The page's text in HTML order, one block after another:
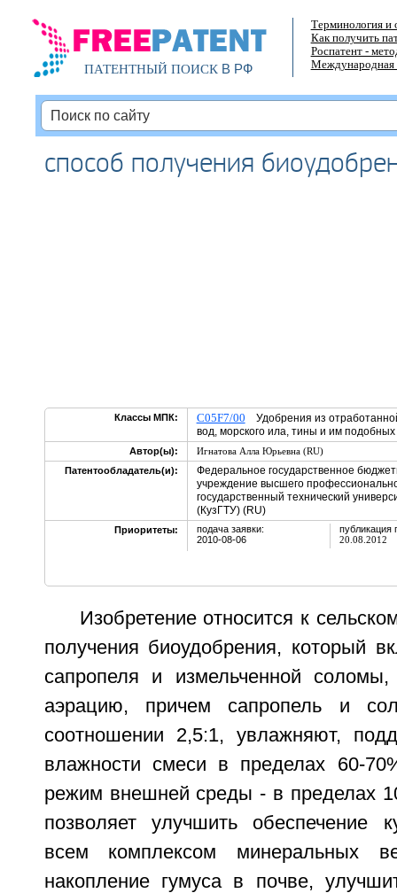
ПАТЕНТНЫЙ ПОИСКВ РФ
Терминология и
Как получить
Роспатент -
Международная
способ получения
Классы МПК: C05F7/00 Удобрения из
вод, морского ила, тины и им
Автор(ы):
Игнатова Алла Юрьевна (RU)
Патентообладатель(и):
Федеральное государственное
учреждение высшего
государственный технический
(КузГТУ) (RU)
Приоритеты:
подача заявки:
2010-08-06
публикация
20.08.2012
Изобретение относится к
получения биоудобрения, который
сапропеля и измельченной соломы,
аэрацию, причем сапропель и
соотношении 2,5:1, увлажняют,
влажности смеси в пределах 60-
режим внешней среды - в пределах
позволяет улучшить обеспечение
всем комплексом минеральных
накопление гумуса в почве,